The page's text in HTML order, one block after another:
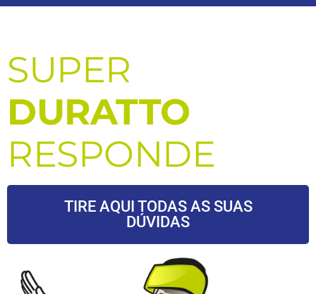
SUPER
DURATTO
RESPONDE
TIRE AQUI TODAS AS SUAS
DÚVIDAS